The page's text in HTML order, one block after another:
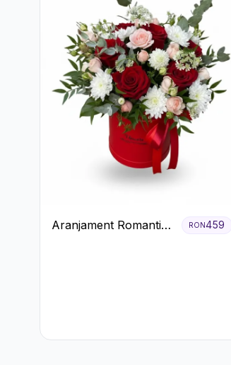
Aranjament Romantic
RON459